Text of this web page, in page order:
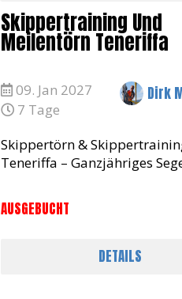
Skippertraining Und
Meilentörn Teneriffa
09. Jan 2027
7 Tage
Dirk
Skippertörn &
Teneriffa – Ganzjähriges
intensiven und praxisnahen
Skippertörn im Süden von
AUSGEBUCHT
DETAILS